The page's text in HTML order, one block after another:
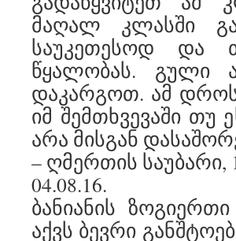
მაღალ კლასში
საუკეთესოდ და
წყალობას. გული
დაკარგოთ. ამ დროს
იმ შემთხვევაში თუ
არა მისგან
– ღმერთის საუბარი,
04.08.16.
ბანიანის
აქვს ბევრი